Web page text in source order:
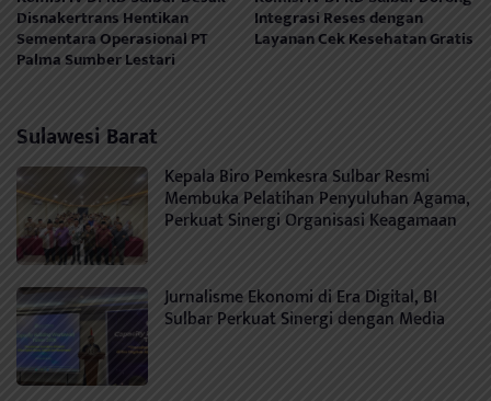
Disnakertrans Hentikan
Sementara Operasional PT
Palma Sumber Lestari
Integrasi Reses dengan
Layanan Cek Kesehatan Gratis
Sulawesi Barat
Kepala Biro Pemkesra Sulbar Resmi
Membuka Pelatihan Penyuluhan Agama,
Perkuat Sinergi Organisasi Keagamaan
Jurnalisme Ekonomi di Era Digital, BI
Sulbar Perkuat Sinergi dengan Media